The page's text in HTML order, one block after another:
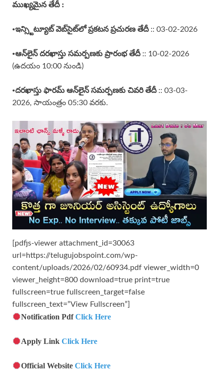
ముఖ్యమైన తేదీ :
•ఇన్స్టిట్యూట్ వెబ్‌సైట్‌లో ప్రకటన ప్రచురణ తేదీ:: 03-02-2026
•ఆన్‌లైన్ దరఖాస్తు సమర్పణకు ప్రారంభ తేదీ:: 10-02-2026
(ఉదయం 10:00 నుండి)
•దరఖాస్తు ఫారమ్ ఆన్‌లైన్ సమర్పణకు చివరి తేదీ:: 03-03-
2026, సాయంత్రం 05:30 వరకు.
[pdfjs-viewer attachment_id=30063
url=https://telugujobspoint.com/wp-
content/uploads/2026/02/60934.pdf viewer_width=0
viewer_height=800 download=true print=true
fullscreen=true fullscreen_target=false
fullscreen_text=”View Fullscreen”]
Notification PdfClick Here
Apply LinkClick Here
Official WebsiteClick Here